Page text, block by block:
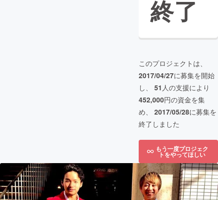
終了
このプロジェクトは、
2017/04/27に募集を開始
し、 51 人の支援により
452,000円の資金を集
め、 2017/05/28に募集を
終了しました
もう一度プロジェク
トをやってほしい